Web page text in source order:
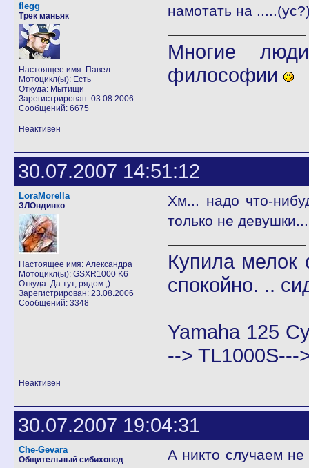
flegg
Трек маньяк
Настоящее имя: Павел
Мотоцикл(ы): Есть
Откуда: Мытищи
Зарегистрирован: 03.08.2006
Сообщений: 6675
намотать на
Многие
философии
Неактивен
30.07.2007 14:51:12
LoraMorella
ЗЛОндинко
Настоящее имя: Александра
Мотоцикл(ы): GSXR1000 K6
Откуда: Да тут, рядом ;)
Зарегистрирован: 23.08.2006
Сообщений: 3348
Хм... надо что-
только не
Купила мелок
спокойно. ..
Yamaha 125
--> TL1000S---
Неактивен
30.07.2007 19:04:31
Che-Gevara
Общительный сибиховод
А никто случаем не